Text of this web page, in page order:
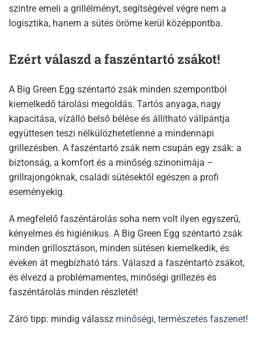
szintre emeli a grillélményt, segítségével végre nem a
logisztika, hanem a sütés öröme kerül középpontba.
Ezért válaszd a faszéntartó zsákot!
A Big Green Egg széntartó zsák minden szempontból
kiemelkedő tárolási megoldás. Tartós anyaga, nagy
kapacitása, vízálló belső bélése és állítható vállpántja
együttesen teszi nélkülözhetetlenné a mindennapi
grillezésben. A faszéntartó zsák nem csupán egy zsák: a
biztonság, a komfort és a minőség szinonimája –
grillrajongóknak, családi sütésektől egészen a profi
eseményekig.
A megfelelő faszéntárolás soha nem volt ilyen egyszerű,
kényelmes és higiénikus. A Big Green Egg széntartó zsák
minden grillosztáson, minden sütésen kiemelkedik, és
éveken át megbízható társ. Válaszd a faszéntartó zsákot,
és élvezd a problémamentes, minőségi grillezés és
faszéntárolás minden részletét!
Záró tipp: mindig válassz minőségi, természetes faszenet!